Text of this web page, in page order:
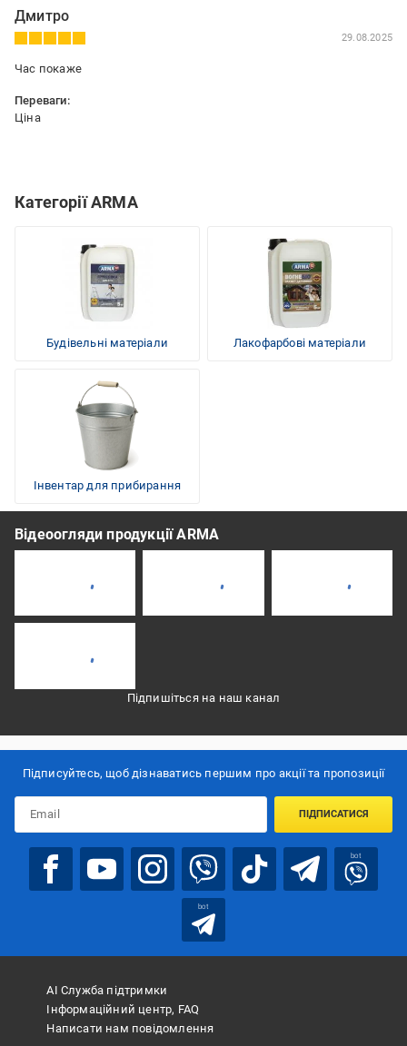
Дмитро
29.08.2025
Час покаже
Переваги:
Ціна
Категорії ARMA
Будівельні матеріали Лакофарбові матеріали
Інвентар для прибирання
Відеоогляди продукції ARMA
Підпишіться на наш канал
Підписуйтесь, щоб дізнаватись першим про акції та пропозиції
ПІДПИСАТИСЯ
bot
bot
АІ Служба підтримки
Інформаційний центр, FAQ
Написати нам повідомлення